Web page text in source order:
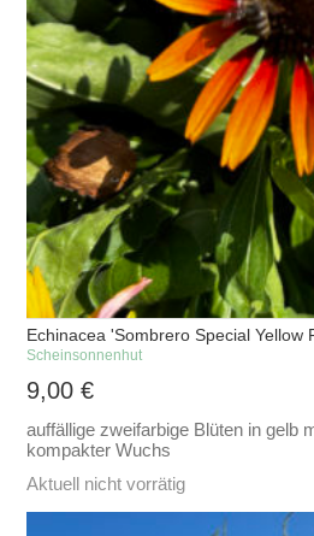
Echinacea 'Sombrero Special Yellow
Scheinsonnenhut
9,00€
auffällige zweifarbige Blüten in gelb
kompakter Wuchs
Aktuell nicht vorrätig